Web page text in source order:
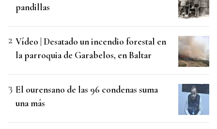
pandillas
Vídeo | Desatado un incendio forestal en
la parroquia de Garabelos, en Baltar
El ourensano de las 96 condenas suma
una más